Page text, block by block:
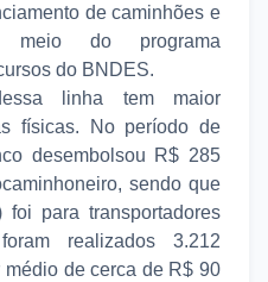
de caminhões e
meio do programa
do BNDES.
linha tem maior
físicas. No período de
desembolsou R$ 285
sendo que
para transportadores
realizados 3.212
de cerca de R$ 90